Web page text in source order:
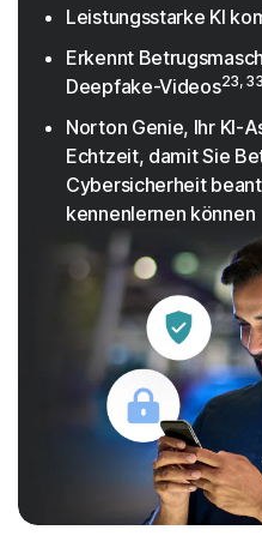
Leistungsstarke KI
Erkennt
Deepfake-Videos23, 33
Norton Genie, Ihr KI-
Echtzeit, damit Sie
Cybersicherheit
kennenlernen können